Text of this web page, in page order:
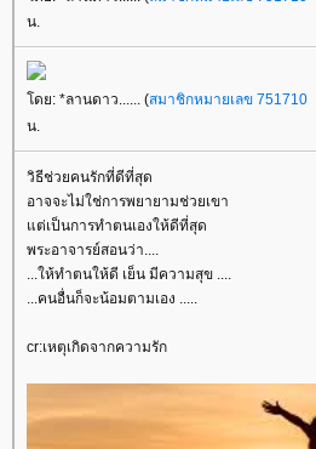
น.
ดย: *ลานดาว...... (สมาชิกหมายเลข 751710
น.
วิธีช่วยคนรักที่ดีที่สุด
อาจจะไม่ใช่การพยายามช่วยเขา
ต่เป็นการทำตนเองให้ดีที่สุด
พระอาจารย์สอนว่า....
...ให้ทำตนให้ดี เย็น มีความสุข ....
...คนอื่นก็จะน้อมตามเอง .....
cr:เหตุเกิดจากความรัก